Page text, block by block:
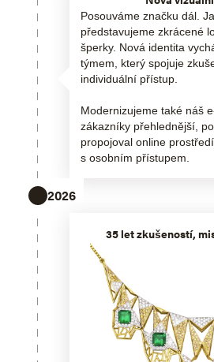
Posouváme značku dál.
představujeme zkrácené
šperky. Nová identita
týmem, který spojuje
individuální přístup.
Modernizujeme také náš
zákazníky přehlednější,
propojoval online prostředí
s osobním přístupem.
2026
35 let zkušeností,